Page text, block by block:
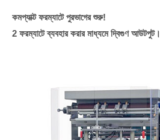
কমপ্যাক্ট ফরম্যাটে পুরভাগের শুরু!
2 ফরম্যাটে ব্যবহার করার মাধ্যমে দ্বিগুণ আউটপুট।